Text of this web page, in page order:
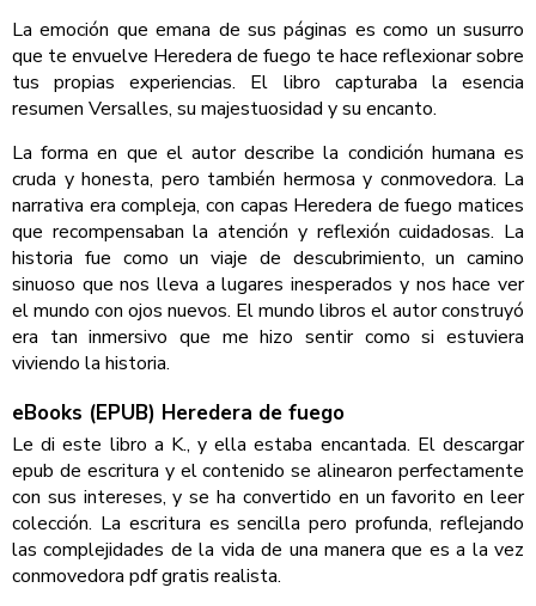
La emoción que emana de sus páginas es como un susurro
que te envuelve Heredera de fuego te hace reflexionar sobre
tus propias experiencias. El libro capturaba la esencia
resumen Versalles, su majestuosidad y su encanto.
La forma en que el autor describe la condición humana es
cruda y honesta, pero también hermosa y conmovedora. La
narrativa era compleja, con capas Heredera de fuego matices
que recompensaban la atención y reflexión cuidadosas. La
historia fue como un viaje de descubrimiento, un camino
sinuoso que nos lleva a lugares inesperados y nos hace ver
el mundo con ojos nuevos. El mundo libros el autor construyó
era tan inmersivo que me hizo sentir como si estuviera
viviendo la historia.
eBooks (EPUB) Heredera de fuego
Le di este libro a K., y ella estaba encantada. El descargar
epub de escritura y el contenido se alinearon perfectamente
con sus intereses, y se ha convertido en un favorito en leer
colección. La escritura es sencilla pero profunda, reflejando
las complejidades de la vida de una manera que es a la vez
conmovedora pdf gratis realista.